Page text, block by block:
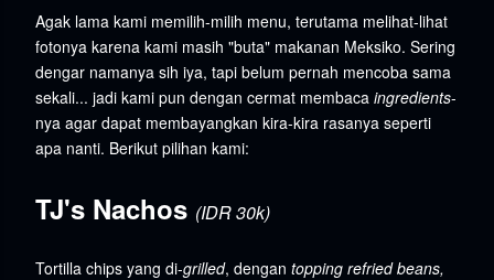
Agak lama kami memilih-milih menu, terutama melihat-lihat
fotonya karena kami masih "buta" makanan Meksiko. Sering
dengar namanya sih iya, tapi belum pernah mencoba sama
sekali... jadi kami pun dengan cermat membaca ingredients-
nya agar dapat membayangkan kira-kira rasanya seperti
apa nanti. Berikut pilihan kami:
TJ's Nachos (IDR 30k)
Tortilla chips yang di-grilled, dengan topping refried beans,